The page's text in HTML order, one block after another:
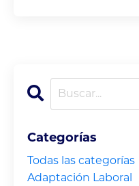
Categorías
Todas las categorías
Adaptación Laboral